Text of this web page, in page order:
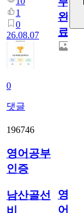
1
0
26.08.07
0
댓글
완
료
196746
영어공부
인증
남산골선
비
영
어